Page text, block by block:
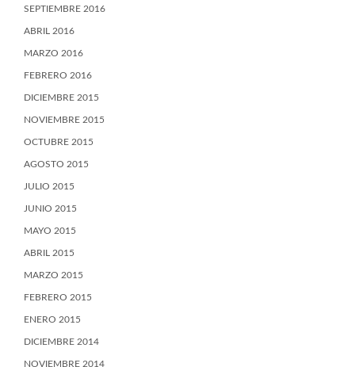
SEPTIEMBRE 2016
ABRIL 2016
MARZO 2016
FEBRERO 2016
DICIEMBRE 2015
NOVIEMBRE 2015
OCTUBRE 2015
AGOSTO 2015
JULIO 2015
JUNIO 2015
MAYO 2015
ABRIL 2015
MARZO 2015
FEBRERO 2015
ENERO 2015
DICIEMBRE 2014
NOVIEMBRE 2014